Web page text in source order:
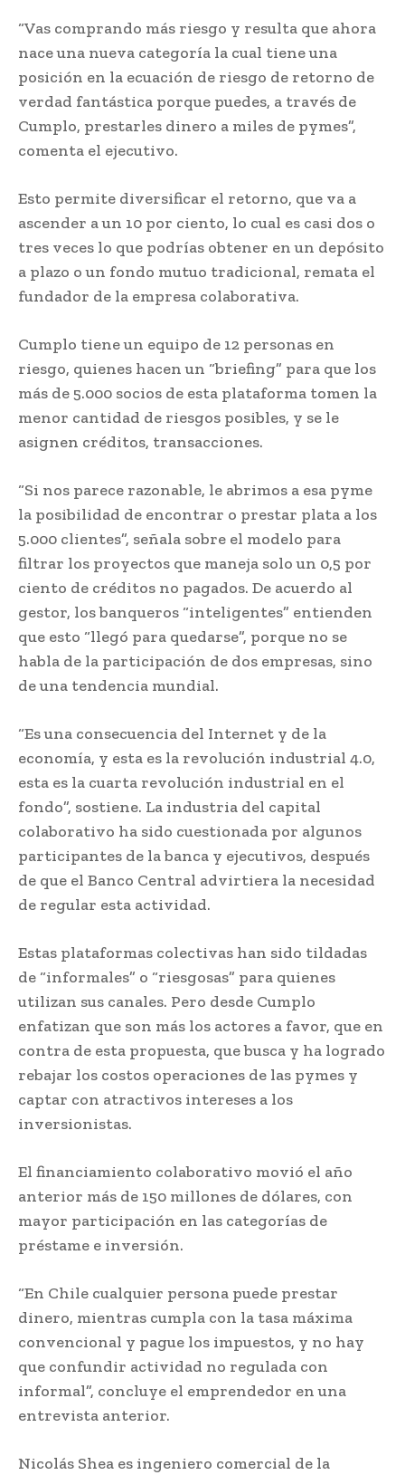
“Vas comprando más riesgo y resulta que ahora
nace una nueva categoría la cual tiene una
posición en la ecuación de riesgo de retorno de
verdad fantástica porque puedes, a través de
Cumplo, prestarles dinero a miles de pymes”,
comenta el ejecutivo.
Esto permite diversificar el retorno, que va a
ascender a un 10 por ciento, lo cual es casi dos o
tres veces lo que podrías obtener en un depósito
a plazo o un fondo mutuo tradicional, remata el
fundador de la empresa colaborativa.
Cumplo tiene un equipo de 12 personas en
riesgo, quienes hacen un “briefing” para que los
más de 5.000 socios de esta plataforma tomen la
menor cantidad de riesgos posibles, y se le
asignen créditos, transacciones.
“Si nos parece razonable, le abrimos a esa pyme
la posibilidad de encontrar o prestar plata a los
5.000 clientes”, señala sobre el modelo para
filtrar los proyectos que maneja solo un 0,5 por
ciento de créditos no pagados. De acuerdo al
gestor, los banqueros “inteligentes” entienden
que esto “llegó para quedarse”, porque no se
habla de la participación de dos empresas, sino
de una tendencia mundial.
“Es una consecuencia del Internet y de la
economía, y esta es la revolución industrial 4.0,
esta es la cuarta revolución industrial en el
fondo”, sostiene. La industria del capital
colaborativo ha sido cuestionada por algunos
participantes de la banca y ejecutivos, después
de que el Banco Central advirtiera la necesidad
de regular esta actividad.
Estas plataformas colectivas han sido tildadas
de “informales” o “riesgosas” para quienes
utilizan sus canales. Pero desde Cumplo
enfatizan que son más los actores a favor, que en
contra de esta propuesta, que busca y ha logrado
rebajar los costos operaciones de las pymes y
captar con atractivos intereses a los
inversionistas.
El financiamiento colaborativo movió el año
anterior más de 150 millones de dólares, con
mayor participación en las categorías de
préstame e inversión.
“En Chile cualquier persona puede prestar
dinero, mientras cumpla con la tasa máxima
convencional y pague los impuestos, y no hay
que confundir actividad no regulada con
informal”, concluye el emprendedor en una
entrevista anterior.
Nicolás Shea es ingeniero comercial de la